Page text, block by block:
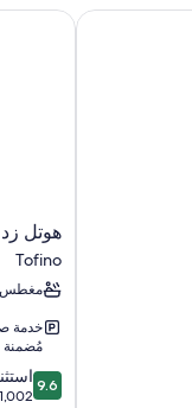
المناسب للتنقّل سيرا
للعناية الشخصية
هوتل
توفينو
Tofino
هوتل زد
Tofino
مغطس
خدمة
مُضمنة
9.6
من
9.6
1,002 تقييم
هوتل زد